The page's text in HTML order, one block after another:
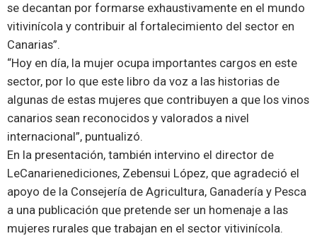
se decantan por formarse exhaustivamente en el mundo
vitivinícola y contribuir al fortalecimiento del sector en
Canarias”.
“Hoy en día, la mujer ocupa importantes cargos en este
sector, por lo que este libro da voz a las historias de
algunas de estas mujeres que contribuyen a que los vinos
canarios sean reconocidos y valorados a nivel
internacional”, puntualizó.
En la presentación, también intervino el director de
LeCanarienediciones, Zebensui López, que agradeció el
apoyo de la Consejería de Agricultura, Ganadería y Pesca
a una publicación que pretende ser un homenaje a las
mujeres rurales que trabajan en el sector vitivinícola.